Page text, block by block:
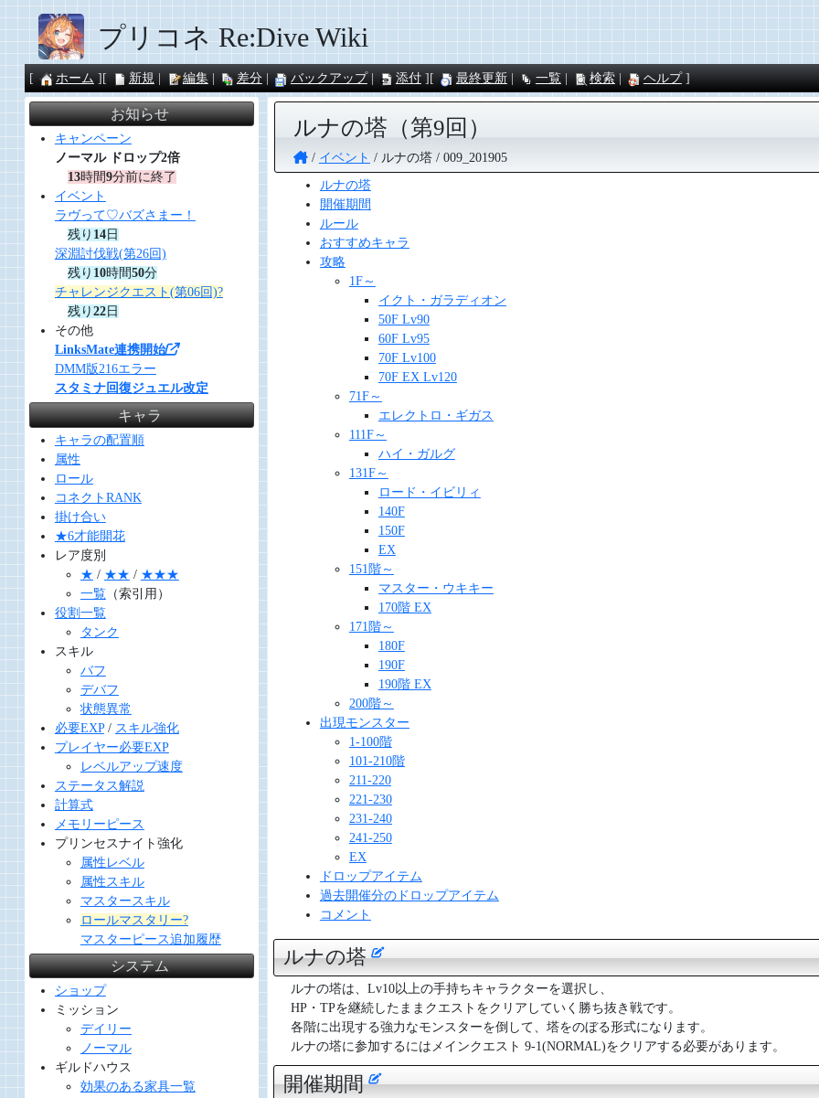
プリコネ Re:Dive Wiki
ホーム 新規 編集 差分 バックアップ 添付 最終更新 一覧 検索 ヘルプ
ルナの塔（第9回）
イベント ルナの塔
009_201905
ルナの塔
開催期間
ルール
おすすめキャラ
攻略
1F～
イクト・ガラディオン
50F Lv90
60F Lv95
70F Lv100
70F EX Lv120
71F～
エレクトロ・ギガス
111F～
ハイ・ガルグ
131F～
ロード・イビリィ
140F
150F
EX
151階～
マスター・ウキキー
170階 EX
171階～
180F
190F
190階 EX
200階～
出現モンスター
1-100階
101-210階
211-220
221-230
231-240
241-250
EX
ドロップアイテム
過去開催分のドロップアイテム
コメント
ルナの塔
ルナの塔は、Lv10以上の手持ちキャラクターを選択し、
HP・TPを継続したままクエストをクリアしていく勝ち抜き戦です。
各階に出現する強力なモンスターを倒して、塔をのぼる形式になります。
ルナの塔に参加するにはメインクエスト 9-1(NORMAL)をクリアする必要があります。
開催期間
お知らせ
キャンペーン
ノーマル ドロップ2倍
13時間9分前に終了
イベント
ラヴって♡バズさまー！
残り 14日
深淵討伐戦(第26回)
残り 10時間50分
チャレンジクエスト(第06回)?
残り 22日
その他
LinksMate連携開始
DMM版216エラー
スタミナ回復ジュエル改定
キャラ
キャラの配置順
属性
ロール
コネクトRANK
掛け合い
★6才能開花
レア度別
★ / ★★ / ★★★
一覧（索引用）
役割一覧
タンク
スキル
バフ
デバフ
状態異常
必要EXP/ スキル強化
プレイヤー必要EXP
レベルアップ速度
ステータス解説
計算式
メモリーピース
プリンセスナイト強化
属性レベル
属性スキル
マスタースキル
ロールマスタリー?
マスターピース追加履歴
システム
ショップ
ミッション
デイリー
ノーマル
ギルドハウス
効果のある家具一覧